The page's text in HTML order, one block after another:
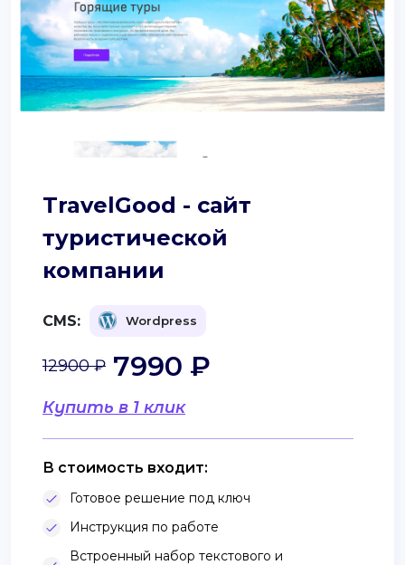
TravelGood - сайт
туристической
компании
CMS: Wordpress
Купить в 1 клик
12900 ₽ 7990 ₽
В стоимость входит:
Готовое решение под ключ
Инструкция по работе
Встроенный набор текстового и